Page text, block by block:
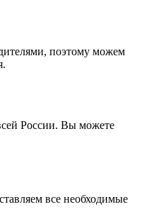
поэтому можем
России. Вы можете
все необходимые